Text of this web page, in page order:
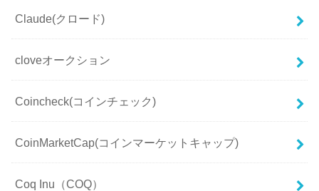
Claude(クロード)
cloveオークション
Coincheck(コインチェック)
CoinMarketCap(コインマーケットキャップ)
Coq Inu（COQ）